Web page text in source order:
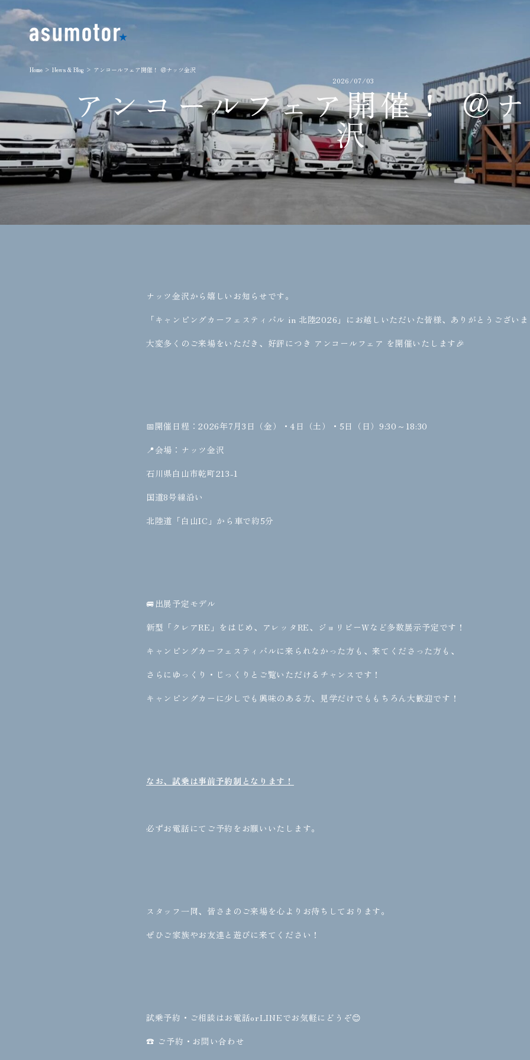
Home > News & Blog > アンコールフェア開催！ ＠ナッツ金沢
2026/07/03
アンコールフェア開催！ ＠
沢
ナッツ金沢から嬉しいお知らせです。
「キャンピングカーフェスティバル in 北陸2026」にお越しいただいた皆様、ありがとうござい
大変多くのご来場をいただき、好評につき アンコールフェア を開催いたします🎉
📅開催日程：2026年7月3日（金）・4日（土）・5日（日）9:30～18:30
📍会場：ナッツ金沢
石川県白山市乾町213-1
国道8号線沿い
北陸道「白山IC」から車で約5分
🚐出展予定モデル
新型「クレアRE」をはじめ、アレッタRE、ジョリビーWなど多数展示予定です！
キャンピングカーフェスティバルに来られなかった方も、来てくださった方も、
さらにゆっくり・じっくりとご覧いただけるチャンスです！
キャンピングカーに少しでも興味のある方、見学だけでももちろん大歓迎です！
なお、試乗は事前予約制となります！
必ずお電話にてご予約をお願いいたします。
スタッフ一同、皆さまのご来場を心よりお待ちしております。
ぜひご家族やお友達と遊びに来てください！
試乗予約・ご相談はお電話orLINEでお気軽にどうぞ😊
☎ ご予約・お問い合わせ